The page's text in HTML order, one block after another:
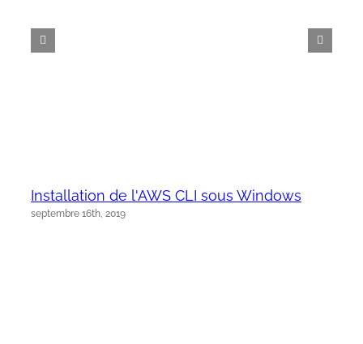
Installation de l'AWS CLI sous Windows
septembre 16th, 2019